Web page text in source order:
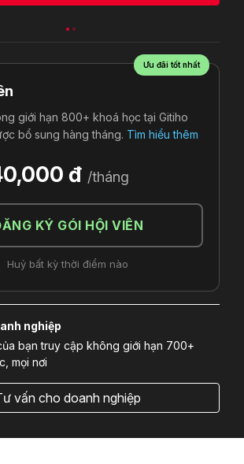
Ngọc Thảovừa đăng ký
Ưu đãi tốt nhất
giới hạn 800+ khoá học tại Gitiho
bổ sung hàng tháng. Tìm hiểu thêm
đ /tháng
KÝ GÓI HỘI VIÊN
Huỷ bất kỳ thời điểm nào
nghiệp
bạn truy cập không giới hạn 700+
mọi nơi
vấn cho doanh nghiệp